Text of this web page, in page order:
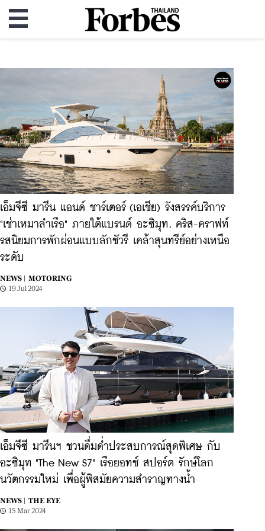
เอ็มจีซี มารีน แอนด์ ชาร์เตอร์ (เอเชีย) รังสรรค์บริการ
"เช่าเหมาลำเรือ" ภายใต้แบรนด์ อะซิมุท, คริส-คราฟท์
รสนิยมการพักผ่อนแบบลักชัวรี เคล้าสุนทรีย์อย่างเหนือ
ระดับ
NEWS |
MOTORING
19 Jul 2024
เอ็มจีซี มารีนฯ ชวนดื่มด่ำประสบการณ์สุดพิเศษ กับ
อะซิมุท "The New S7" เรือยอทช์ สปอร์ต รักษ์โลก
นวัตกรรมใหม่ เพื่อผู้พิสมัยความสำราญทางน้ำ
NEWS |
THE EYE
15 Mar 2024